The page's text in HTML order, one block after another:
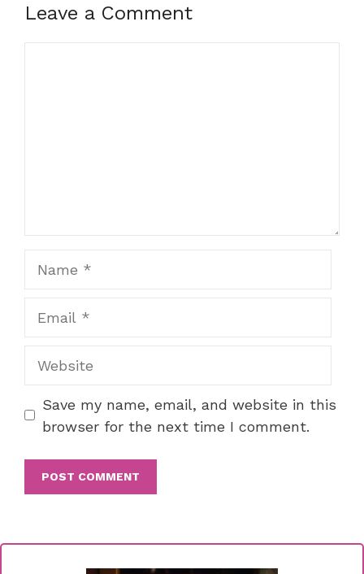
Leave a Comment
Save my name, email, and website in this
browser for the next time I comment.